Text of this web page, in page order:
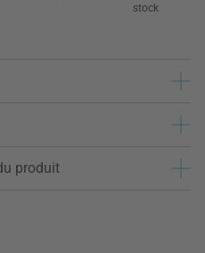
stock
produit